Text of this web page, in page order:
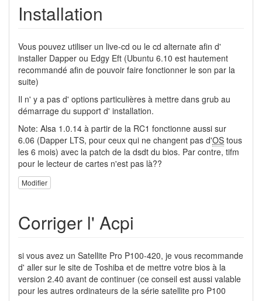
Installation
Vous pouvez utiliser un live-cd ou le cd alternate afin d'
installer Dapper ou Edgy Eft (Ubuntu 6.10 est hautement
recommandé afin de pouvoir faire fonctionner le son par la
suite)
Il n' y a pas d' options particulières à mettre dans grub au
démarrage du support d' installation.
Note: Alsa 1.0.14 à partir de la RC1 fonctionne aussi sur
6.06 (Dapper LTS, pour ceux qui ne changent pas d'OS tous
les 6 mois) avec la patch de la dsdt du bios. Par contre, tifm
pour le lecteur de cartes n'est pas là??
Modifier
Corriger l' Acpi
si vous avez un Satellite Pro P100-420, je vous recommande
d' aller sur le site de Toshiba et de mettre votre bios à la
version 2.40 avant de continuer (ce conseil est aussi valable
pour les autres ordinateurs de la série satellite pro P100